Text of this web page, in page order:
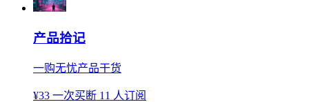
产品拾记
一购无忧产品干货
¥33 一次买断 11 人订阅